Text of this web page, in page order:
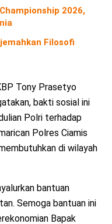
2026,
Filosofi
Tony Prasetyo
bakti sosial ini
Polri terhadap
Polres Ciamis
di wilayah
bantuan
Semoga bantuan ini
Bapak